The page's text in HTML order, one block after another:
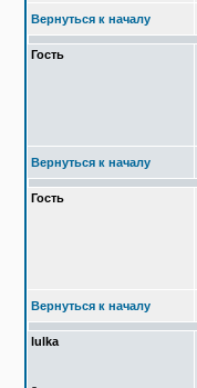
Вернуться к началу
Гость
Вернуться к началу
Гость
Вернуться к началу
lulka